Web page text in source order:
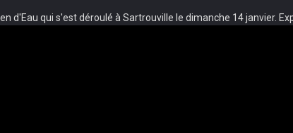
d'Eau qui s'est déroulé à Sartrouville le dimanche 14 janvier.